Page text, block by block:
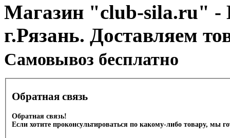
Магазин "club-sila.ru" -
г.Рязань. Доставляем
Cамовывоз бесплатно
Обратная связь
Обратная связь!
Если хотите проконсультироваться по какому-либо товару, мы